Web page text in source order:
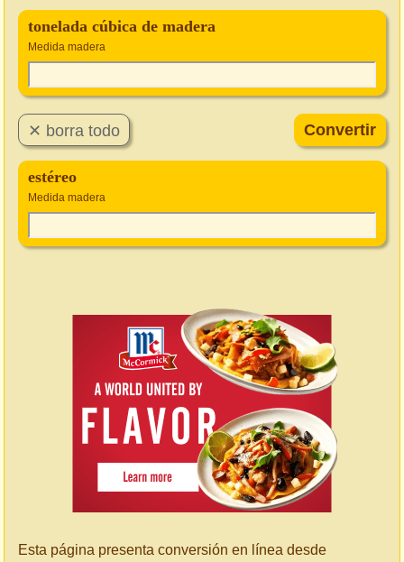
tonelada cúbica de madera
Medida madera
estéreo
Medida madera
Esta página presenta conversión en línea desde